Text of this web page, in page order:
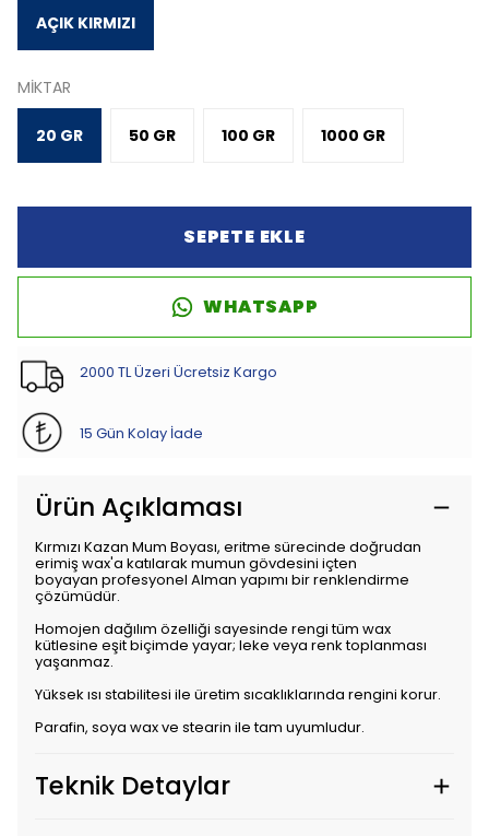
AÇIK KIRMIZI
MİKTAR
20 GR 50 GR 100 GR 1000 GR
SEPETE EKLE
WHATSAPP
2000 TL Üzeri Ücretsiz Kargo
15 Gün Kolay İade
Ürün Açıklaması
Kırmızı Kazan Mum Boyası, eritme sürecinde doğrudan
erimiş wax'a katılarak mumun gövdesini içten
boyayan profesyonel Alman yapımı bir renklendirme
çözümüdür.
Homojen dağılım özelliği sayesinde rengi tüm wax
kütlesine eşit biçimde yayar; leke veya renk toplanması
yaşanmaz.
Yüksek ısı stabilitesi ile üretim sıcaklıklarında rengini korur.
Parafin, soya wax ve stearin ile tam uyumludur.
Teknik Detaylar